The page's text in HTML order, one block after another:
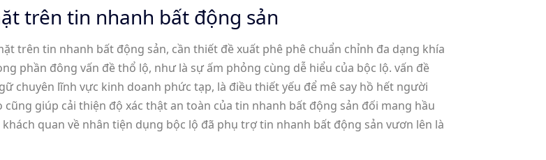
trên tin nhanh bất động sản
trên tin nhanh bất động sản, cần thiết đề xuất phê phê chuẩn chỉnh đa dạng khía
phần đông vấn đề thổ lộ, như là sự ấm phỏng cùng dễ hiểu của bộc lộ. vấn đề
chuyên lĩnh vực kinh doanh phức tạp, là điều thiết yếu để mê say hồ hết người
giúp cải thiện độ xác thật an toàn của tin nhanh bất động sản đối mang hầu
quan về nhân tiện dụng bộc lộ đã phụ trợ tin nhanh bất động sản vươn lên là